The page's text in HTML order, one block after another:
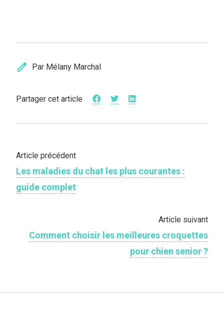
edit Par Mélany Marchal
Partager cet article
Article précédent
Les maladies du chat les plus courantes :
guide complet
Article suivant
Comment choisir les meilleures croquettes
pour chien senior ?